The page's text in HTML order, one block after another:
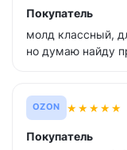
Покупатель
молд классный,
но думаю найду
OZON ★★★★★
Покупатель